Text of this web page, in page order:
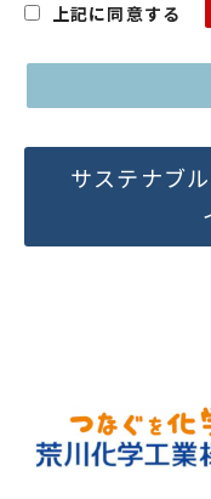
上記に同意する
サステナブ